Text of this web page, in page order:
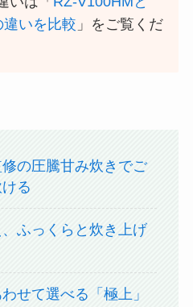
いを比較 」をご覧くだ
の圧騰甘み炊きでご
る
ふっくらと炊き上げ
せて選べる「極上」